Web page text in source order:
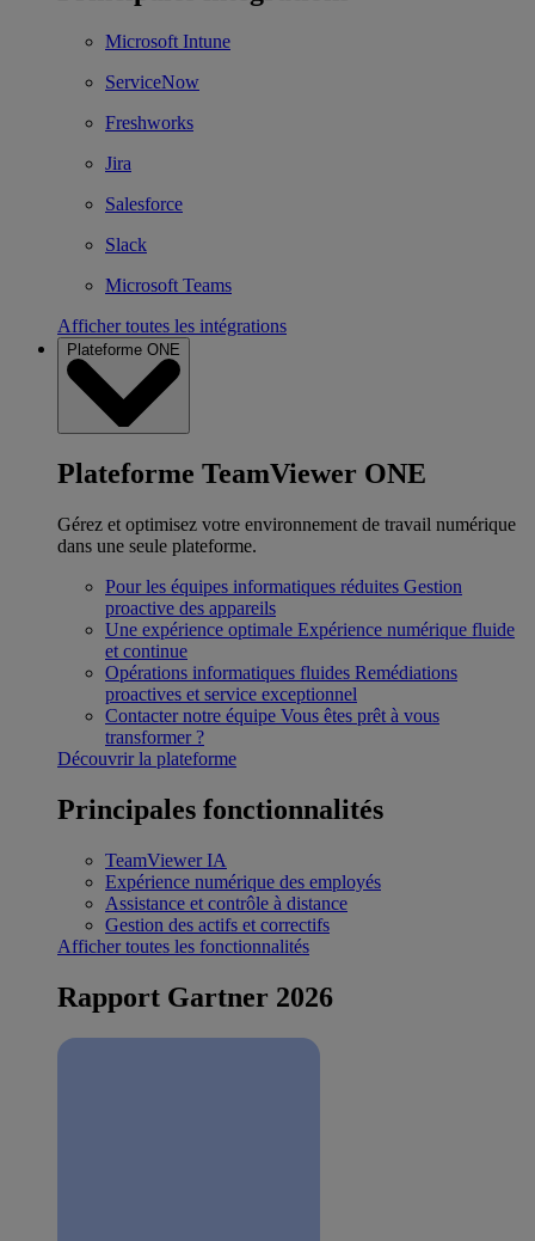
Microsoft Intune
ServiceNow
Freshworks
Jira
Salesforce
Slack
Microsoft Teams
Afficher toutes les intégrations
Plateforme ONE
Plateforme TeamViewer ONE
Gérez et optimisez votre environnement de travail numérique
dans une seule plateforme.
Pour les équipes informatiques réduites Gestion
proactive des appareils
Une expérience optimale Expérience numérique fluide
et continue
Opérations informatiques fluides Remédiations
proactives et service exceptionnel
Contacter notre équipe Vous êtes prêt à vous
transformer ?
Découvrir la plateforme
Principales fonctionnalités
TeamViewer IA
Expérience numérique des employés
Assistance et contrôle à distance
Gestion des actifs et correctifs
Afficher toutes les fonctionnalités
Rapport Gartner 2026